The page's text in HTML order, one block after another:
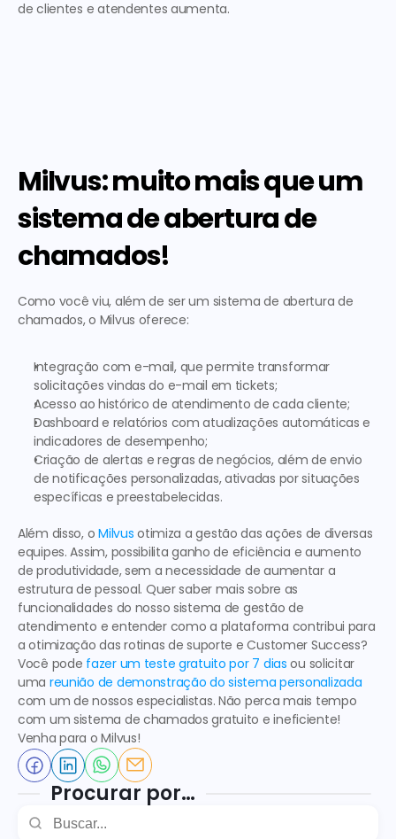
de clientes e atendentes aumenta.
Milvus: muito mais que um
sistema de abertura de
chamados!
Como você viu, além de ser um sistema de abertura de
chamados, o Milvus oferece:
Integração com e-mail, que permite transformar
solicitações vindas do e-mail em tickets;
Acesso ao histórico de atendimento de cada cliente;
Dashboard e relatórios com atualizações automáticas e
indicadores de desempenho;
Criação de alertas e regras de negócios, além de envio
de notificações personalizadas, ativadas por situações
específicas e preestabelecidas.
Além disso, o Milvus otimiza a gestão das ações de diversas
equipes. Assim, possibilita ganho de eficiência e aumento
de produtividade, sem a necessidade de aumentar a
estrutura de pessoal. Quer saber mais sobre as
funcionalidades do nosso sistema de gestão de
atendimento e entender como a plataforma contribui para
a otimização das rotinas de suporte e Customer Success?
Você pode fazer um teste gratuito por 7 dias ou solicitar
uma reunião de demonstração do sistema personalizada
com um de nossos especialistas. Não perca mais tempo
com um sistema de chamados gratuito e ineficiente!
Venha para o Milvus!
Procurar por…